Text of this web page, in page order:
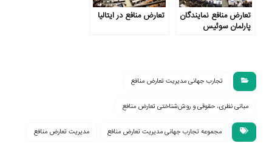
تعارض منافع نمایندگان
پارلمان سوئیس
تعارض منافع در ایتالیا
تجارب جهانی مدیریت تعارض منافع
مبانی نظری، حقوقی و روش‌شناختی تعارض منافع
مجموعه تجارب جهانی مدیریت تعارض منافع مدیریت تعارض منافع